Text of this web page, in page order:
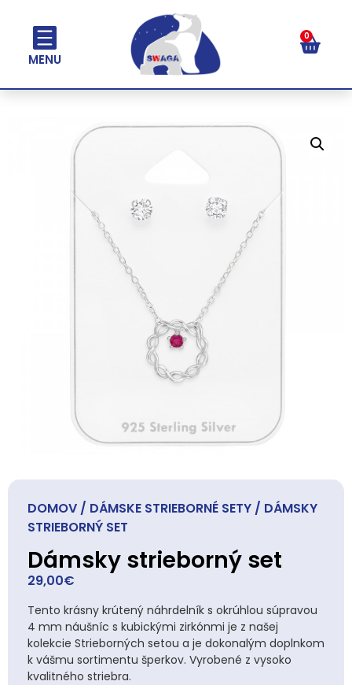
MENU
0
DOMOV / DÁMSKE STRIEBORNÉ SETY / DÁMSKY
STRIEBORNÝ SET
Dámsky strieborný set
29,00€
Tento krásny krútený náhrdelník s okrúhlou súpravou
4 mm náušníc s kubickými zirkónmi je z našej
kolekcie Strieborných setou a je dokonalým doplnkom
k vášmu sortimentu šperkov. Vyrobené z vysoko
kvalitného striebra.